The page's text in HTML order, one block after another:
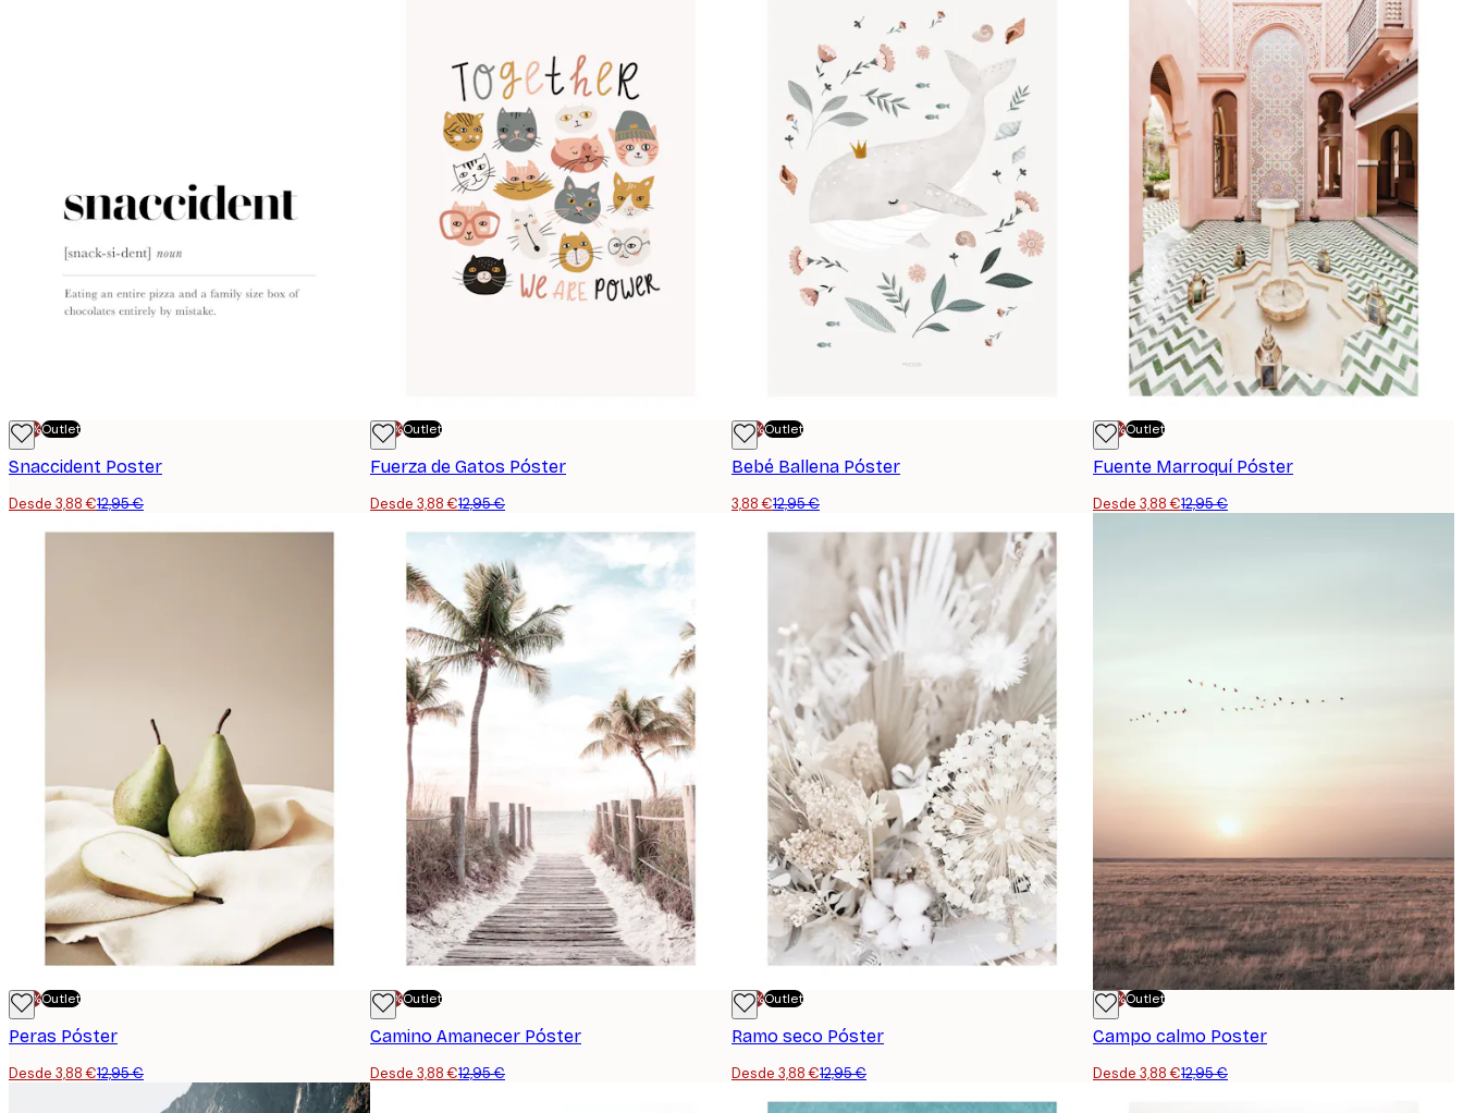
-70%Outlet
Snaccident Poster
Desde 3,88 €12,95 €
-70%Outlet
Fuerza de Gatos Póster
Desde 3,88 €12,95 €
-70%Outlet
Bebé Ballena Póster
3,88 €12,95 €
-70%Outlet
Fuente Marroquí Póster
Desde 3,88 €12,95 €
-70%Outlet
Peras Póster
Desde 3,88 €12,95 €
-70%Outlet
Camino Amanecer Póster
Desde 3,88 €12,95 €
-70%Outlet
Ramo seco Póster
Desde 3,88 €12,95 €
-70%Outlet
Campo calmo Poster
Desde 3,88 €12,95 €